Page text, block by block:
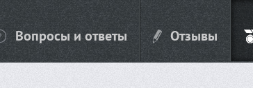
Вопросы и ответы Отзывы